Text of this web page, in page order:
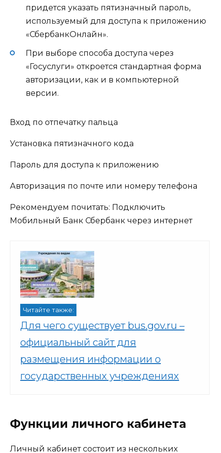
придется указать пятизначный пароль,
используемый для доступа к приложению
«СбербанкОнлайн».
При выборе способа доступа через
«Госуслуги» откроется стандартная форма
авторизации, как и в компьютерной
версии.
Вход по отпечатку пальца
Установка пятизначного кода
Пароль для доступа к приложению
Авторизация по почте или номеру телефона
Рекомендуем почитать: Подключить
Мобильный Банк Сбербанк через интернет
Читайте также:
Для чего существует bus.gov.ru –
официальный сайт для
размещения информации о
государственных учреждениях
Функции личного кабинета
Личный кабинет состоит из нескольких